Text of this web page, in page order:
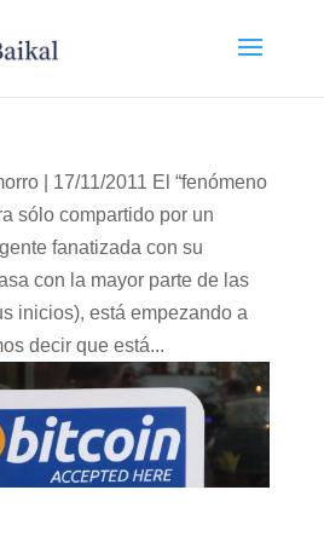
| 17/11/2011 El “fenómeno
sólo compartido por un
fanatizada con su
con la mayor parte de las
inicios), está empezando a
decir que está...